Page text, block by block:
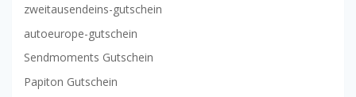
zweitausendeins-gutschein
autoeurope-gutschein
Sendmoments Gutschein
Papiton Gutschein